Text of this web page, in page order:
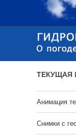
ТЕКУЩАЯ
Анимация
Cнимки с